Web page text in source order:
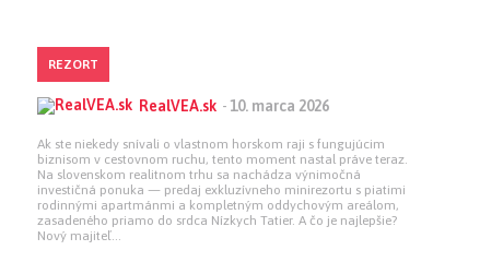
REZORT
RealVEA.sk - 10. marca 2026
Ak ste niekedy snívali o vlastnom horskom raji s fungujúcim
biznisom v cestovnom ruchu, tento moment nastal práve teraz.
Na slovenskom realitnom trhu sa nachádza výnimočná
investičná ponuka — predaj exkluzívneho minirezortu s piatimi
rodinnými apartmánmi a kompletným oddychovým areálom,
zasadeného priamo do srdca Nízkych Tatier. A čo je najlepšie?
Nový majiteľ...